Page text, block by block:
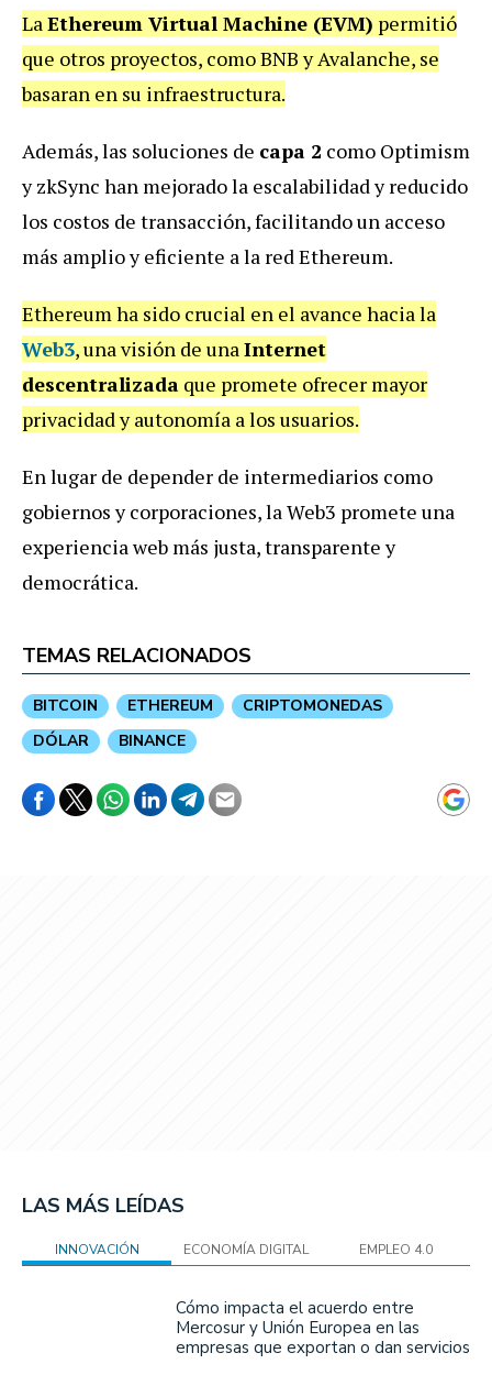
LaEthereum Virtual Machine (EVM) permitió
que otros proyectos, como BNB y Avalanche, se
basaran en su infraestructura.
Además, las soluciones de capa 2 como Optimism
y zkSync han mejorado la escalabilidad y reducido
los costos de transacción, facilitando un acceso
más amplio y eficiente a la red Ethereum.
Ethereum ha sido crucial en el avance hacia la
Web3, una visión de unaInternet
descentralizada que promete ofrecer mayor
privacidad y autonomía a los usuarios.
En lugar de depender de intermediarios como
gobiernos y corporaciones, la Web3 promete una
experiencia web más justa, transparente y
democrática.
TEMAS RELACIONADOS
BITCOIN ETHEREUM
CRIPTOMONEDAS
DÓLAR
BINANCE
LAS MÁS LEÍDAS
INNOVACIÓN ECONOMÍA DIGITAL EMPLEO 4.0
Cómo impacta el acuerdo entre
Mercosur y Unión Europea en las
empresas que exportan o dan servicios